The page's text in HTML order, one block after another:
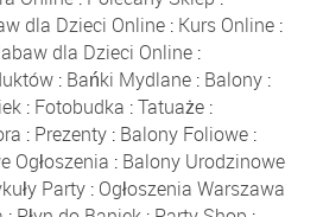
dla Dzieci Online: Kurs Online:
dla Dzieci Online :
: Bańki Mydlane : Balony :
: Fotobudka :Tatuaże:
: Prezenty : Balony Foliowe :
Ogłoszenia : Balony Urodzinowe
Party : Ogłoszenia Warszawa